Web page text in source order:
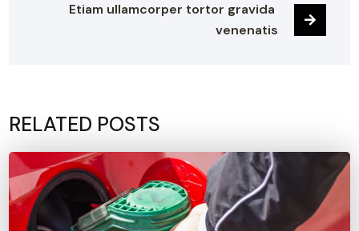
Etiam ullamcorper tortor gravida
venenatis
RELATED POSTS